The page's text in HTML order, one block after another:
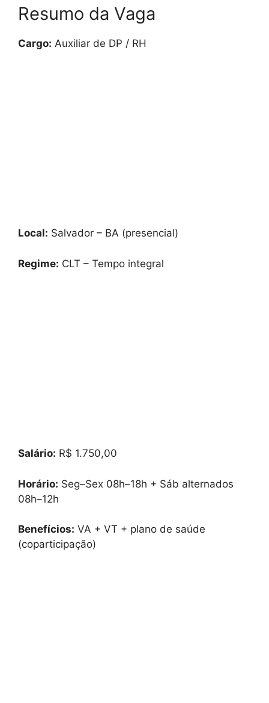
Resumo da Vaga
Cargo: Auxiliar de DP / RH
Local: Salvador – BA (presencial)
Regime: CLT – Tempo integral
Salário: R$ 1.750,00
Horário: Seg–Sex 08h–18h + Sáb alternados
08h–12h
Benefícios: VA + VT + plano de saúde
(coparticipação)